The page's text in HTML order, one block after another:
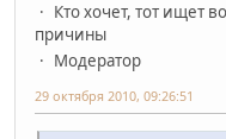
Кто хочет, тот ищет
причины
Модератор
29 октября 2010, 09:26:51